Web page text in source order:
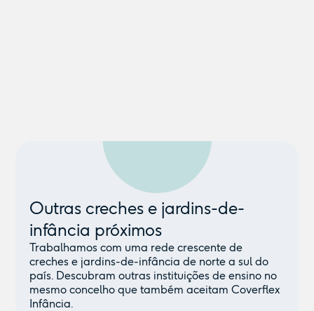
Outras creches e jardins-de-
infância próximos
Trabalhamos com uma rede crescente de
creches e jardins-de-infância de norte a sul do
país. Descubram outras instituições de ensino no
mesmo concelho que também aceitam Coverflex
Infância.